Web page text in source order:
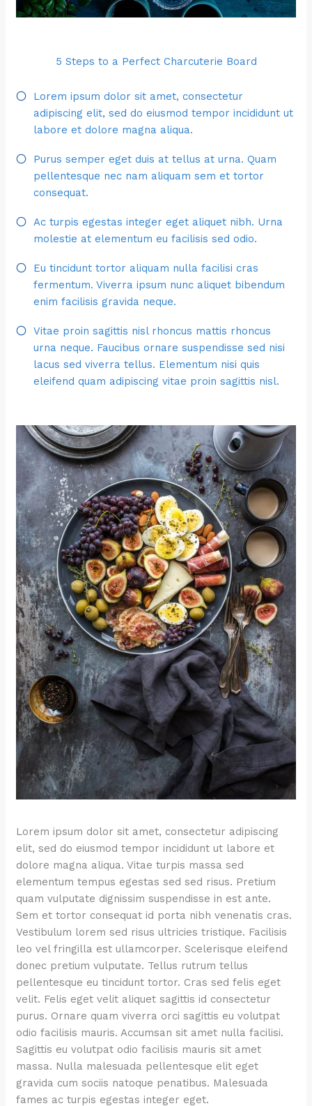
5 Steps to a Perfect Charcuterie Board
Lorem ipsum dolor sit amet, consectetur
adipiscing elit, sed do eiusmod tempor incididunt ut
labore et dolore magna aliqua.
Purus semper eget duis at tellus at urna. Quam
pellentesque nec nam aliquam sem et tortor
consequat.
Ac turpis egestas integer eget aliquet nibh. Urna
molestie at elementum eu facilisis sed odio.
Eu tincidunt tortor aliquam nulla facilisi cras
fermentum. Viverra ipsum nunc aliquet bibendum
enim facilisis gravida neque.
Vitae proin sagittis nisl rhoncus mattis rhoncus
urna neque. Faucibus ornare suspendisse sed nisi
lacus sed viverra tellus. Elementum nisi quis
eleifend quam adipiscing vitae proin sagittis nisl.
Lorem ipsum dolor sit amet, consectetur adipiscing
elit, sed do eiusmod tempor incididunt ut labore et
dolore magna aliqua. Vitae turpis massa sed
elementum tempus egestas sed sed risus. Pretium
quam vulputate dignissim suspendisse in est ante.
Sem et tortor consequat id porta nibh venenatis cras.
Vestibulum lorem sed risus ultricies tristique. Facilisis
leo vel fringilla est ullamcorper. Scelerisque eleifend
donec pretium vulputate. Tellus rutrum tellus
pellentesque eu tincidunt tortor. Cras sed felis eget
velit. Felis eget velit aliquet sagittis id consectetur
purus. Ornare quam viverra orci sagittis eu volutpat
odio facilisis mauris. Accumsan sit amet nulla facilisi.
Sagittis eu volutpat odio facilisis mauris sit amet
massa. Nulla malesuada pellentesque elit eget
gravida cum sociis natoque penatibus. Malesuada
fames ac turpis egestas integer eget.